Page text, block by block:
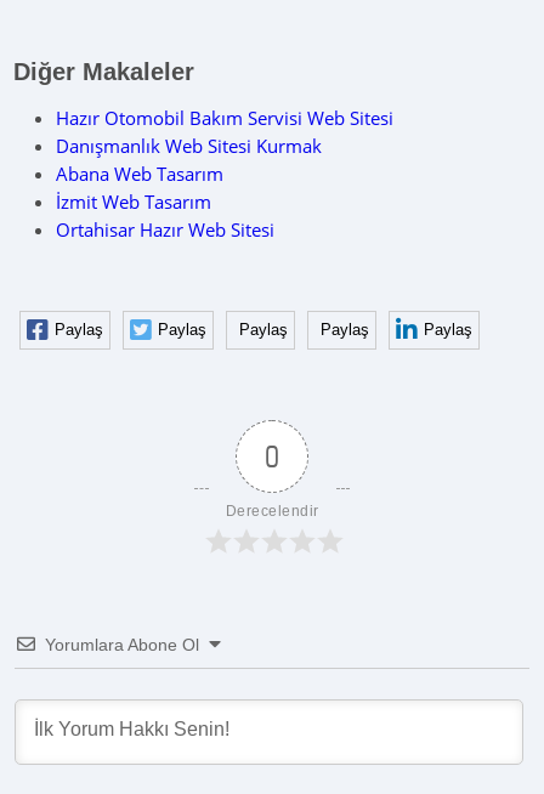
Diğer Makaleler
Hazır Otomobil Bakım Servisi Web Sitesi
Danışmanlık Web Sitesi Kurmak
Abana Web Tasarım
İzmit Web Tasarım
Ortahisar Hazır Web Sitesi
Paylaş Paylaş Paylaş Paylaş Paylaş
0
Derecelendir
Yorumlara Abone Ol